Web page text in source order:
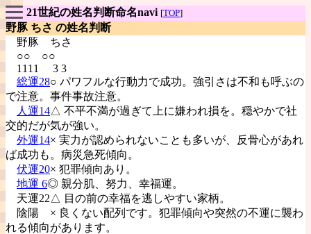
21世紀の姓名判断命名navi [TOP]
野豚 ちさ の姓名判断
野豚 ちさ
○○ ○○
1111 3 3
総運28○ パワフルな行動力で成功。強引さは不和も呼ぶの
で注意。事件事故注意。
人運14△ 不平不満が過ぎて上に嫌われ損を。穏やかで社
交的だが気が強い。
外運14× 実力が認められないことも多いが、反骨心があれ
ば成功も。病災急死傾向。
伏運20× 犯罪傾向あり。
地運 6◎ 親分肌、努力、幸福運。
天運22△ 目の前の幸福を逃しやすい家柄。
陰陽 × 良くない配列です。犯罪傾向や突然の不運に襲わ
れる傾向があります。